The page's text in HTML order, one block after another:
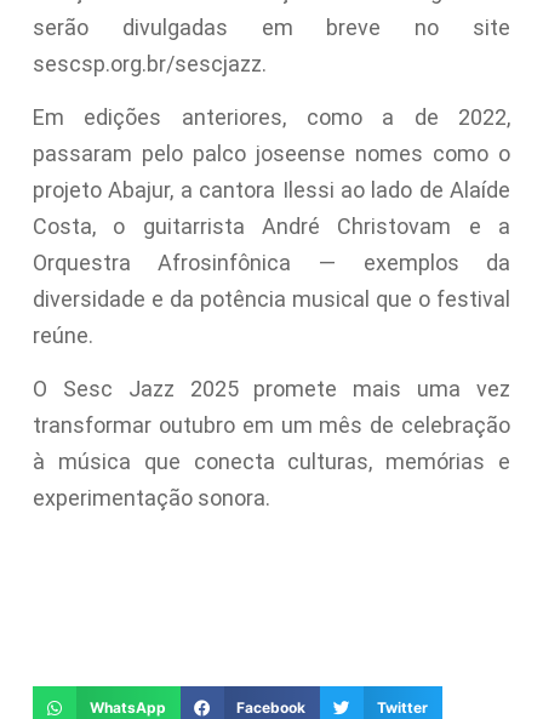
serão divulgadas em breve no site
sescsp.org.br/sescjazz.
Em edições anteriores, como a de 2022,
passaram pelo palco joseense nomes como o
projeto Abajur, a cantora Ilessi ao lado de Alaíde
Costa, o guitarrista André Christovam e a
Orquestra Afrosinfônica — exemplos da
diversidade e da potência musical que o festival
reúne.
O Sesc Jazz 2025 promete mais uma vez
transformar outubro em um mês de celebração
à música que conecta culturas, memórias e
experimentação sonora.
WhatsApp Facebook Twitter